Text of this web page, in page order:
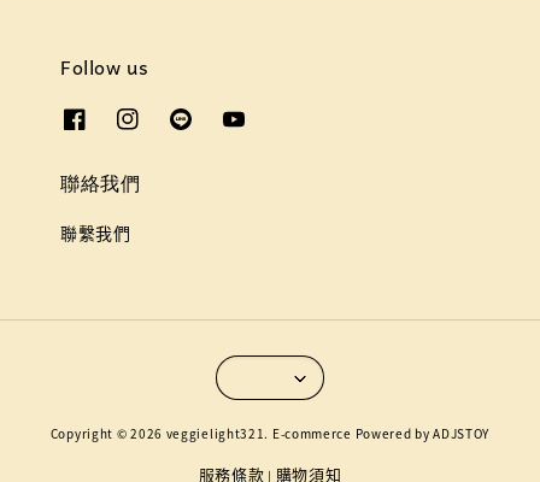
Follow us
聯絡我們
聯繫我們
Copyright © 2026 veggielight321. E-commerce Powered by ADJSTOY
服務條款 | 購物須知